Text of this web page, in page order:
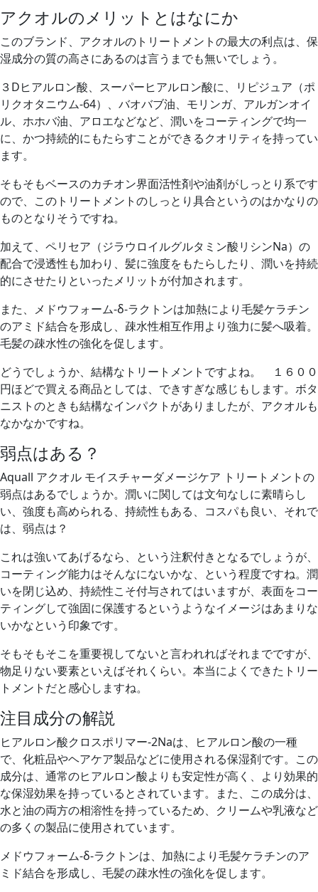
アクオルのメリットとはなにか
このブランド、アクオルのトリートメントの最大の利点は、保
湿成分の質の高さにあるのは言うまでも無いでしょう。
３Dヒアルロン酸、スーパーヒアルロン酸に、リピジュア（ポ
リクオタニウム-64）、バオバブ油、モリンガ、アルガンオイ
ル、ホホバ油、アロエなどなど、潤いをコーティングで均一
に、かつ持続的にもたらすことができるクオリティを持ってい
ます。
そもそもベースのカチオン界面活性剤や油剤がしっとり系です
ので、このトリートメントのしっとり具合というのはかなりの
ものとなりそうですね。
加えて、ペリセア（ジラウロイルグルタミン酸リシンNa）の
配合で浸透性も加わり、髪に強度をもたらしたり、潤いを持続
的にさせたりといったメリットが付加されます。
また、メドウフォーム-δ-ラクトンは加熱により毛髪ケラチン
のアミド結合を形成し、疎水性相互作用より強力に髪へ吸着。
毛髪の疎水性の強化を促します。
どうでしょうか、結構なトリートメントですよね。 １６００
円ほどで買える商品としては、できすぎな感じもします。ボタ
ニストのときも結構なインパクトがありましたが、アクオルも
なかなかですね。
弱点はある？
Aquall アクオル モイスチャーダメージケア トリートメントの
弱点はあるでしょうか。潤いに関しては文句なしに素晴らし
い、強度も高められる、持続性もある、コスパも良い、それで
は、弱点は？
これは強いてあげるなら、という注釈付きとなるでしょうが、
コーティング能力はそんなにないかな、という程度ですね。潤
いを閉じ込め、持続性こそ付与されてはいますが、表面をコー
ティングして強固に保護するというようなイメージはあまりな
いかなという印象です。
そもそもそこを重要視してないと言われればそれまでですが、
物足りない要素といえばそれくらい。本当によくできたトリー
トメントだと感心しますね。
注目成分の解説
ヒアルロン酸クロスポリマー-2Naは、ヒアルロン酸の一種
で、化粧品やヘアケア製品などに使用される保湿剤です。この
成分は、通常のヒアルロン酸よりも安定性が高く、より効果的
な保湿効果を持っているとされています。また、この成分は、
水と油の両方の相溶性を持っているため、クリームや乳液など
の多くの製品に使用されています。
メドウフォーム-δ-ラクトンは、加熱により毛髪ケラチンのア
ミド結合を形成し、毛髪の疎水性の強化を促します。